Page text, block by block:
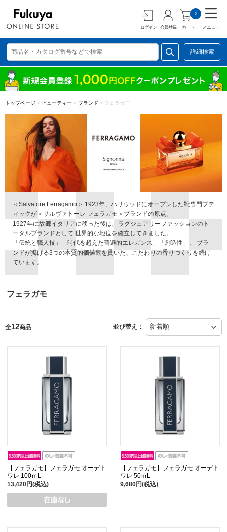
ログイン 会員登録 カート
0
メニュー
詳細検索
トップページ > ビューティー > ブランド > フェラガモ
＜Salvatore Ferragamo＞ 1923年、ハリウッドにオープンした靴専門ブテ
ィックが＜サルヴァトーレ フェラガモ＞ブランドの原点。
1927年に故郷イタリアに移った後は、ラグジュアリーファッションのト
ータルブランドとして 世界的な地位を確立してきました。
「伝統と職人技」「時代を超えた普遍的エレガンス」「創造性」、 ブラ
ンドが掲げる3つの本質的価値観を貫いた、こだわりの香りづくりを続け
ています。
フェラガモ
全12商品 並び替え：
【フェラガモ】フェラガモ オーデト
ワレ 100ｍL
13,420円(税込)
【フェラガモ】フェラガモ オーデト
ワレ 50ｍL
9,680円(税込)